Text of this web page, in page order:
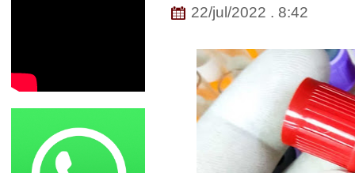
22/jul/2022 . 8:42